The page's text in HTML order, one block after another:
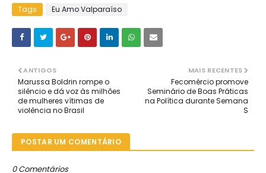
Tags Eu Amo Valparaíso
MAIS RECENTES
Fecomércio promove
Seminário de Boas Práticas
na Política durante Semana
S
ANTIGOS
Marussa Boldrin rompe o
silêncio e dá voz às milhões
de mulheres vítimas de
violência no Brasil
POSTAR UM COMENTÁRIO
0 Comentários